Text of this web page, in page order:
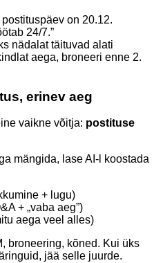
on 20.12.
24/7.”
nädalat täituvad alati
aega, broneeri enne 2.
erinev aeg
vaikne võitja: postituse
mängida, lase AI-l koostada
+ lugu)
+ „vaba aeg”)
aega veel alles)
broneering, kõned. Kui üks
jää selle juurde.